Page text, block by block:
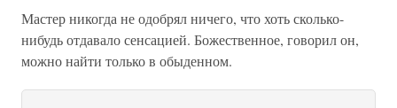
Мастер никогда не одобрял ничего, что хоть сколько-
нибудь отдавало сенсацией. Божественное, говорил он,
можно найти только в обыденном.